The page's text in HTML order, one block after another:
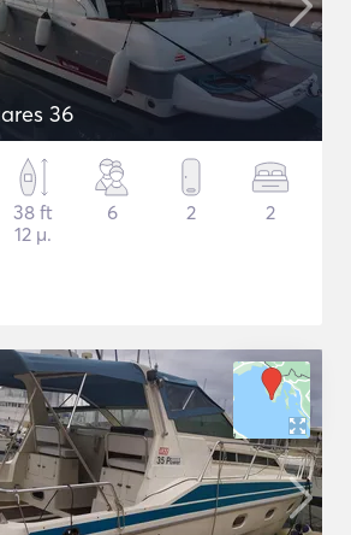
36
38 ft
12 μ.
6 2 2